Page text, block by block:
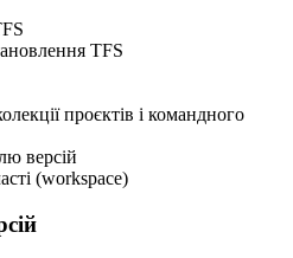
TFS
проєктів і командного
версій
(workspace)